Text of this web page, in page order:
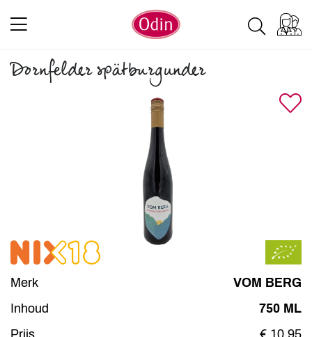
Dornfelder spätburgunder
Merk
VOM BERG
Inhoud
750 ML
Prijs
€ 10,95